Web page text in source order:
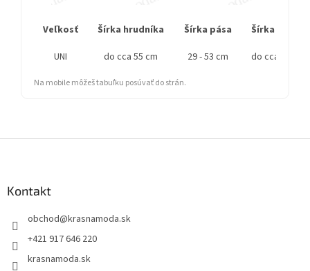
Veľkosť Šírka hrudníka Šírka pása
Šírka bokov
UNI
do cca 55 cm 29 - 53 cm do cca 90 cm
Na mobile môžeš tabuľku posúvať do strán.
Kontakt
obchod@krasnamoda.sk
+421 917 646 220
krasnamoda.sk